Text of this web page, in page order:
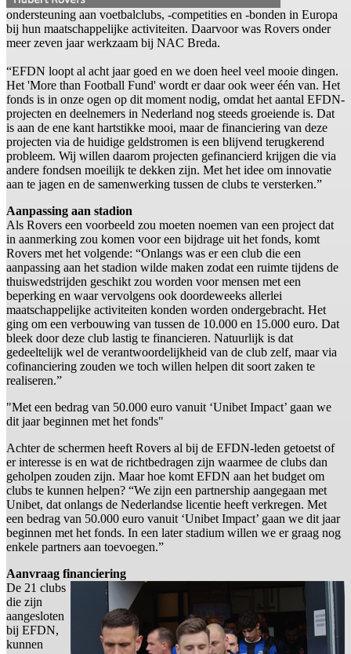
ondersteuning aan voetbalclubs, -competities en -bonden in Europa
bij hun maatschappelijke activiteiten. Daarvoor was Rovers onder
meer zeven jaar werkzaam bij NAC Breda.
“EFDN loopt al acht jaar goed en we doen heel veel mooie dingen.
Het 'More than Football Fund' wordt er daar ook weer één van. Het
fonds is in onze ogen op dit moment nodig, omdat het aantal EFDN-
projecten en deelnemers in Nederland nog steeds groeiende is. Dat
is aan de ene kant hartstikke mooi, maar de financiering van deze
projecten via de huidige geldstromen is een blijvend terugkerend
probleem. Wij willen daarom projecten gefinancierd krijgen die via
andere fondsen moeilijk te dekken zijn. Met het idee om innovatie
aan te jagen en de samenwerking tussen de clubs te versterken.”
Aanpassing aan stadion
Als Rovers een voorbeeld zou moeten noemen van een project dat
in aanmerking zou komen voor een bijdrage uit het fonds, komt
Rovers met het volgende: “Onlangs was er een club die een
aanpassing aan het stadion wilde maken zodat een ruimte tijdens de
thuiswedstrijden geschikt zou worden voor mensen met een
beperking en waar vervolgens ook doordeweeks allerlei
maatschappelijke activiteiten konden worden ondergebracht. Het
ging om een verbouwing van tussen de 10.000 en 15.000 euro. Dat
bleek door deze club lastig te financieren. Natuurlijk is dat
gedeeltelijk wel de verantwoordelijkheid van de club zelf, maar via
cofinanciering zouden we toch willen helpen dit soort zaken te
realiseren.”
"Met een bedrag van 50.000 euro vanuit ‘Unibet Impact’ gaan we
dit jaar beginnen met het fonds"
Achter de schermen heeft Rovers al bij de EFDN-leden getoetst of
er interesse is en wat de richtbedragen zijn waarmee de clubs dan
geholpen zouden zijn. Maar hoe komt EFDN aan het budget om
clubs te kunnen helpen? “We zijn een partnership aangegaan met
Unibet, dat onlangs de Nederlandse licentie heeft verkregen. Met
een bedrag van 50.000 euro vanuit ‘Unibet Impact’ gaan we dit jaar
beginnen met het fonds. In een later stadium willen we er graag nog
enkele partners aan toevoegen.”
Aanvraag financiering
De 21 clubs
die zijn
aangesloten
bij EFDN,
kunnen